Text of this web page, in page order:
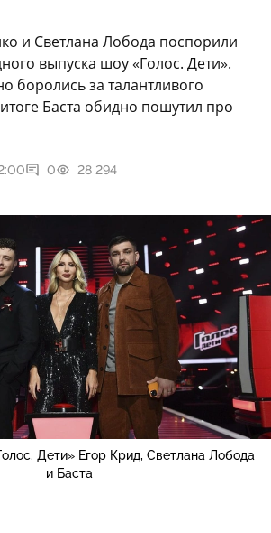
и Светлана Лобода поспорили
выпуска шоу «Голос. Дети».
боролись за талантливого
Баста обидно пошутил про
0 28 294
Дети» Егор Крид, Светлана Лобода
и Баста